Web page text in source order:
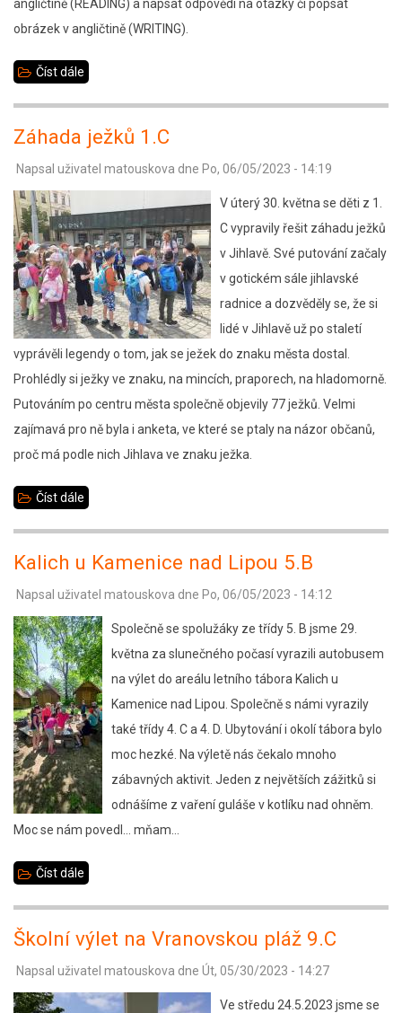
angličtině (READING) a napsat odpovědi na otázky či popsat
obrázek v angličtině (WRITING).
Číst dále
pro
5.
A1
(dle
SERR
/
CEFR)
Záhada ježků 1.C
Napsal uživatel matouskova dne Po, 06/05/2023 - 14:19
V úterý 30. května se děti z 1.
C vypravily řešit záhadu ježků
v Jihlavě. Své putování začaly
v gotickém sále jihlavské
radnice a dozvěděly se, že si
lidé v Jihlavě už po staletí
vyprávěli legendy o tom, jak se ježek do znaku města dostal.
Prohlédly si ježky ve znaku, na mincích, praporech, na hladomorně.
Putováním po centru města společně objevily 77 ježků. Velmi
zajímavá pro ně byla i anketa, ve které se ptaly na názor občanů,
proč má podle nich Jihlava ve znaku ježka.
Číst dále
1.C
Kalich u Kamenice nad Lipou 5.B
Napsal uživatel matouskova dne Po, 06/05/2023 - 14:12
Společně se spolužáky ze třídy 5. B jsme 29.
května za slunečného počasí vyrazili autobusem
na výlet do areálu letního tábora Kalich u
Kamenice nad Lipou. Společně s námi vyrazily
také třídy 4. C a 4. D. Ubytování i okolí tábora bylo
moc hezké. Na výletě nás čekalo mnoho
zábavných aktivit. Jeden z největších zážitků si
odnášíme z vaření guláše v kotlíku nad ohněm.
Moc se nám povedl… mňam…
Číst dále
Kamenice
nad
Lipou
Školní výlet na Vranovskou pláž 9.C
Napsal uživatel matouskova dne Út, 05/30/2023 - 14:27
Ve středu 24.5.2023 jsme se